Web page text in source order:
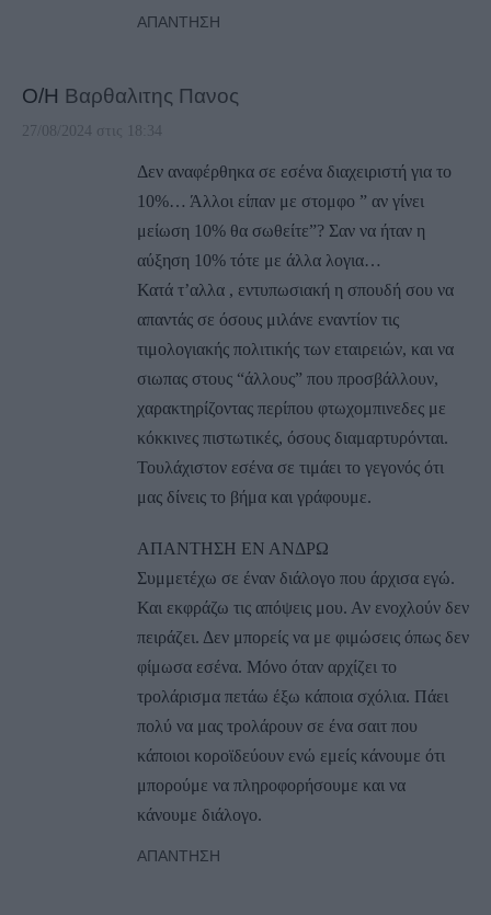
ΑΠΆΝΤΗΣΗ
Ο/Η Bαρθαλιτης Πανος
27/08/2024 στις 18:34
Δεν αναφέρθηκα σε εσένα διαχειριστή για το
10%… Άλλοι είπαν με στομφο ” αν γίνει
μείωση 10% θα σωθείτε”? Σαν να ήταν η
αύξηση 10% τότε με άλλα λογια…
Κατά τ’αλλα , εντυπωσιακή η σπουδή σου να
απαντάς σε όσους μιλάνε εναντίον τις
τιμολογιακής πολιτικής των εταιρειών, και να
σιωπας στους “άλλους” που προσβάλλουν,
χαρακτηρίζοντας περίπου φτωχομπινεδες με
κόκκινες πιστωτικές, όσους διαμαρτυρόνται.
Τουλάχιστον εσένα σε τιμάει το γεγονός ότι
μας δίνεις το βήμα και γράφουμε.
ΑΠΑΝΤΗΣΗ ΕΝ ΑΝΔΡΩ
Συμμετέχω σε έναν διάλογο που άρχισα εγώ.
Και εκφράζω τις απόψεις μου. Αν ενοχλούν δεν
πειράζει. Δεν μπορείς να με φιμώσεις όπως δεν
φίμωσα εσένα. Μόνο όταν αρχίζει το
τρολάρισμα πετάω έξω κάποια σχόλια. Πάει
πολύ να μας τρολάρουν σε ένα σαιτ που
κάποιοι κοροϊδεύουν ενώ εμείς κάνουμε ότι
μπορούμε να πληροφορήσουμε και να
κάνουμε διάλογο.
ΑΠΆΝΤΗΣΗ